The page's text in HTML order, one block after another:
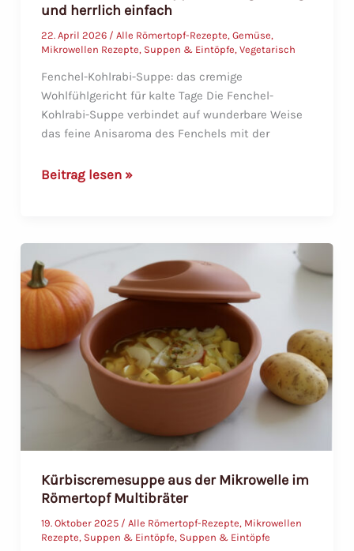
und herrlich einfach
22. April 2026 / Alle Römertopf-Rezepte, Gemüse,
Mikrowellen Rezepte, Suppen & Eintöpfe, Vegetarisch
Fenchel-Kohlrabi-Suppe: das cremige
Wohlfühlgericht für kalte Tage Die Fenchel-
Kohlrabi-Suppe verbindet auf wunderbare Weise
das feine Anisaroma des Fenchels mit der
Fenchel-
–
cremig,
würzig
und
herrlich
einfach
Beitrag lesen »
Kürbiscremesuppe aus der Mikrowelle im
Römertopf Multibräter
19. Oktober 2025 / Alle Römertopf-Rezepte, Mikrowellen
Rezepte, Suppen & Eintöpfe, Suppen & Eintöpfe